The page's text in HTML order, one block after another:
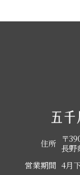
住所
〒
長野
営業期間 4月